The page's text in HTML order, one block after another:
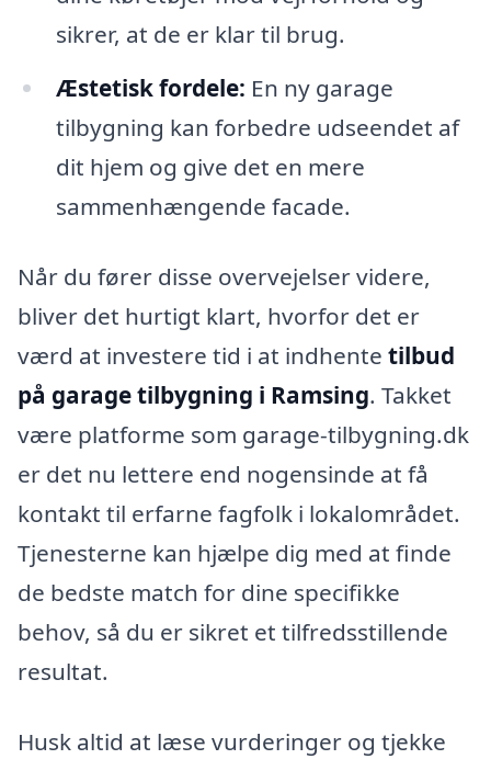
sikrer, at de er klar til brug.
Æstetisk fordele: En ny garage
tilbygning kan forbedre udseendet af
dit hjem og give det en mere
sammenhængende facade.
Når du fører disse overvejelser videre,
bliver det hurtigt klart, hvorfor det er
værd at investere tid i at indhente tilbud
på garage tilbygning i Ramsing. Takket
være platforme som garage-tilbygning.dk
er det nu lettere end nogensinde at få
kontakt til erfarne fagfolk i lokalområdet.
Tjenesterne kan hjælpe dig med at finde
de bedste match for dine specifikke
behov, så du er sikret et tilfredsstillende
resultat.
Husk altid at læse vurderinger og tjekke